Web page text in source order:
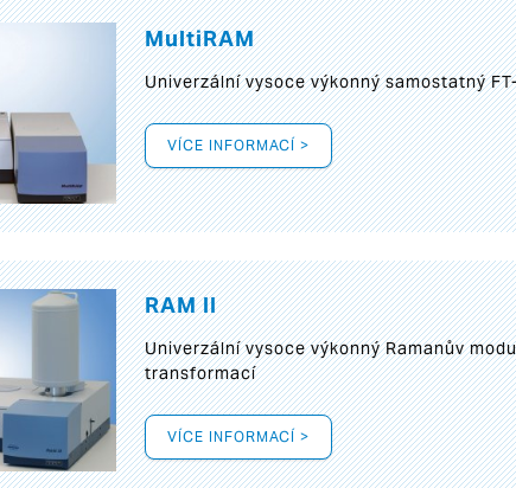
MultiRAM
Univerzální vysoce výkonný samostatný
VÍCE INFORMACÍ >
RAM II
Univerzální vysoce výkonný Ramanův
transformací
VÍCE INFORMACÍ >